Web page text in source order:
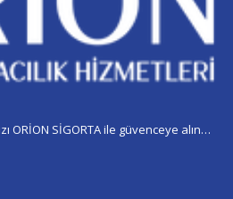
ORİON SİGORTA ile güvenceye alın…